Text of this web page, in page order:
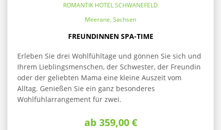
ROMANTIK HOTEL SCHWANEFELD
Meerane, Sachsen
FREUNDINNEN SPA-TIME
Erleben Sie drei Wohlfühltage und gönnen Sie sich und
Ihrem Lieblingsmenschen, der Schwester, der Freundin
oder der geliebten Mama eine kleine Auszeit vom
Alltag. Genießen Sie ein ganz besonderes
Wohlfühlarrangement für zwei.
ab 359,00 €